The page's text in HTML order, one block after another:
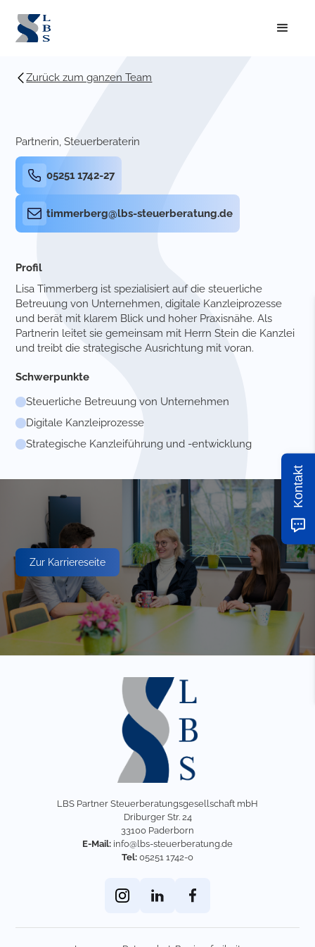
Zurück zum ganzen Team
Partnerin, Steuerberaterin
05251 1742-27
timmerberg@lbs-steuerberatung.de
Profil
Lisa Timmerberg ist spezialisiert auf die steuer­liche
Betreuung von Unternehmen, digitale Kan­zlei­prozesse
und berät mit klarem Blick und hoher Praxisnähe. Als
Partnerin leitet sie gemein­sam mit Herrn Stein die Kanzlei
und treibt die strategische Ausrichtung mit voran.
Schwerpunkte
Steuerliche Betreuung von Unternehmen
Digitale Kanzleiprozesse
Strategische Kanzleiführung und -entwicklung
Zur Karriereseite
LBS Partner Steuerberatungsgesellschaft mbH
Driburger Str. 24
33100 Paderborn
E-Mail: info@lbs-steuerberatung.de
Tel: 05251 1742-0
Kontakt